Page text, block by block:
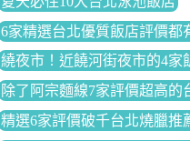
6家精選台北優質飯店評價都
繞夜市！近饒河街夜市的4家
除了阿宗麵線7家評價超高的
精選6家評價破千台北燒臘推